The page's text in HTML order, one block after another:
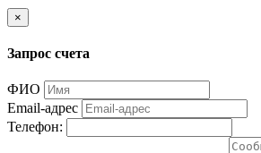
×
Запрос счета
ФИО
Email-адрес
Телефон: